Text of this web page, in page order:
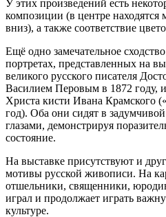
У этих произведений есть
композиции (в центре находятся
вниз), а также соответствие
Ещё одно замечательное
портретах, представленных на
великого русского писателя
Василием Перовым в 1872 году,
Христа кисти Ивана Крамского
год). Оба они сидят в
глазами, демонстрируя
состояние.
На выставке присутствуют и
мотивы русской живописи. На
отшельники, священники,
играл и продолжает играть
культуре.